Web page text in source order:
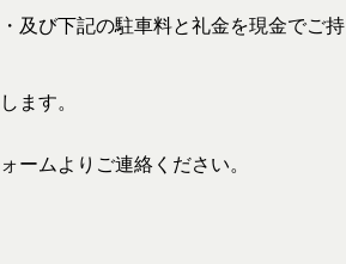
及び下記の駐車料と礼金を現金でご持
ます。
ームよりご連絡ください。